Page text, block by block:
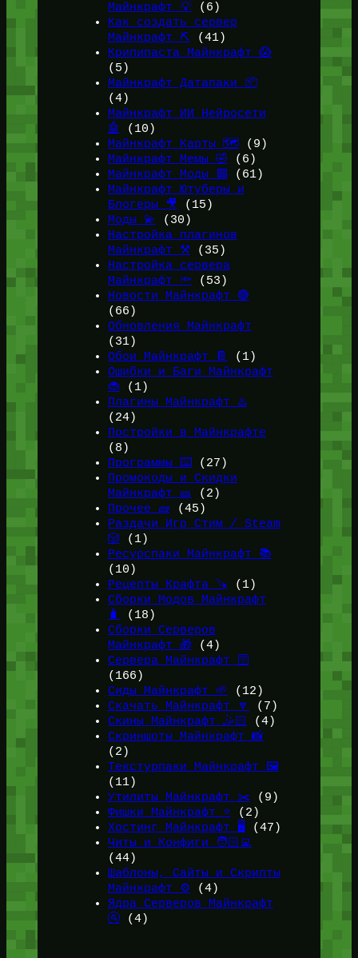
Майнкрафт 💡(6)
Как создать сервер
Майнкрафт ⛏️ (41)
Крипипаста Майнкрафт 😱
(5)
Майнкрафт Датапаки 📦
(4)
Майнкрафт ИИ Нейросети
🤖
(10)
Майнкрафт Карты 🗺️(9)
Майнкрафт Мемы 🤣 (6)
Майнкрафт Моды 🟩 (61)
Майнкрафт Ютуберы и
Блогеры 🎥
(15)
Моды 💫
(30)
Настройка плагинов
Майнкрафт ⚒️(35)
Настройка сервера
Майнкрафт 🔦 (53)
Новости Майнкрафт 🔴
(66)
Обновления Майнкрафт
(31)
Обои Майнкрафт 📔
(1)
Ошибки и Баги Майнкрафт
🐞(1)
Плагины Майнкрафт ♨️
(24)
Постройки в Майнкрафте
(8)
Программы ⌨️(27)
Промокоды и Скидки
Майнкрафт 🎫
(2)
Прочее 🧱 (45)
Раздачи Игр Стим / Steam
🎲 (1)
Ресурспаки Майнкрафт 📚
(10)
Рецепты Крафта 🪚 (1)
Сборки Модов Майнкрафт
🧳
(18)
Сборки Серверов
Майнкрафт 🎁 (4)
Сервера Майнкрафт 🛜
(166)
Сиды Майнкрафт 🌱
(12)
Скачать Майнкрафт 🔽
(7)
Скины Майнкрафт 🤹🏻
(4)
Скриншоты Майнкрафт 📸
(2)
Текстурпаки Майнкрафт 🖼️
(11)
Утилиты Майнкрафт ✂️ (9)
Фишки Майнкрафт ⭐(2)
Хостинг Майнкрафт 🖥️ (47)
Читы и Конфиги 🧑🏻‍💻
(44)
Шаблоны, Сайты и Скрипты
Майнкрафт ⚙️ (4)
Ядра Серверов Майнкрафт
🚰(4)